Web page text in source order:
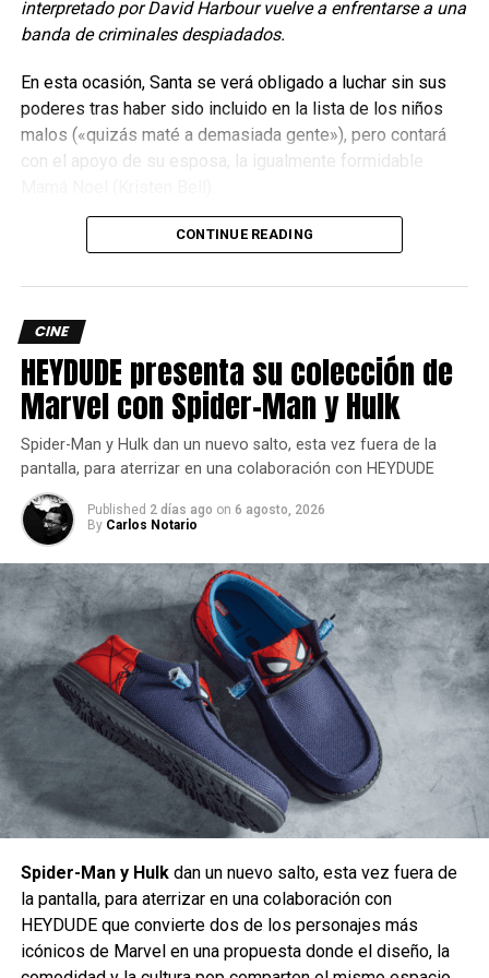
City”por su hermano Chris ( Robbie Amell
) después de
enterarse que algo extraño ocurre ahí, quizá es demasiado
tarde porque la mayoría de la población ya se ha retirado,
los pocos habitantes que quedan son un pobre cuerpo de
policía, en el que aparecen nombres como Jill Valentine
(Hannah John-Kamen), Albert Wesker (Tom Hopper
que está convirtiendo a los pobladores en seres
hambrientos de carne y sangre, con los caminos cerrados
y la muerte pisándoles los talones, nuestros personajes
intentarán sobrevivir mientras se descubre poco a poco el
origen de la peligrosa amenaza a la que enfrentan.
LO BUENO
La larga mención de los personajes en párrafos anteriores
es totalmente intencional para que empiecen a babear
fin) de los protagonistas del juego en este“live action”es
una realidad y aunque su tratamiento no agradará a todos,
lo cierto es que se agradece que se les de la importancia
que merecían desde un principio.
interpretado por David Harbour vuelve a enfrentarse a una
banda de criminales despiadados.
En esta ocasión, Santa se verá obligado a luchar sin sus
poderes tras haber sido incluido en la lista de los niños
malos («quizás maté a demasiada gente»), pero contará
con el apoyo de su esposa, la igualmente formidable
CONTINUE READING
CINE
HEYDUDE presenta su colección de
Marvel con Spider-Man y Hulk
Spider-Man y Hulk dan un nuevo salto, esta vez fuera de la
pantalla, para aterrizar en una colaboración con HEYDUDE
Published 2 días ago on 6 agosto, 2026
By Carlos Notario
Spider-Man y Hulkdan un nuevo salto, esta vez fuera de
la pantalla, para aterrizar en una colaboración con
HEYDUDE que convierte dos de los personajes más
icónicos de Marvel en una propuesta donde el diseño, la